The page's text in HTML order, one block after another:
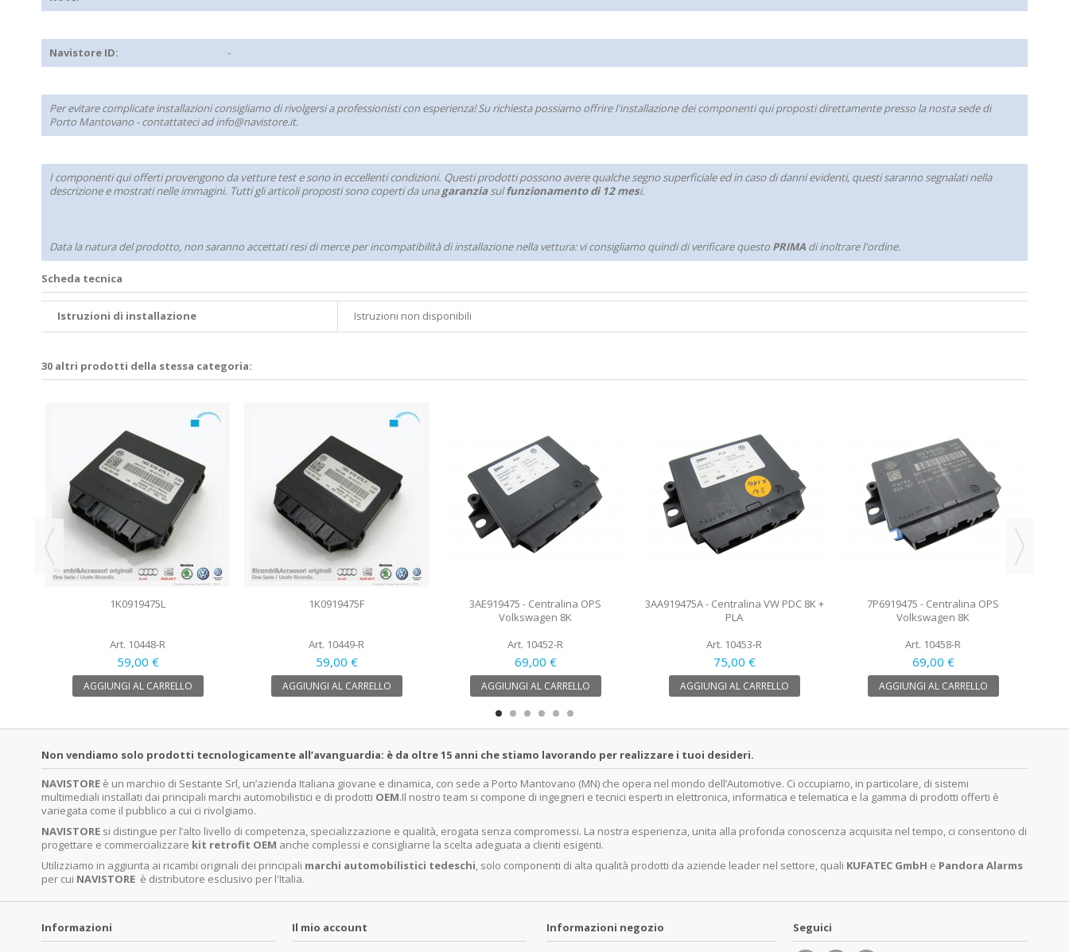
Navistore ID: -
Per evitare complicate installazioni consigliamo di rivolgersi a professionisti con esperienza! Su richiesta possiamo offrire l'installazione dei componenti qui proposti direttamente presso la nosta sede di
Porto Mantovano - contattateci ad info@navistore.it.
I componenti qui offerti provengono da vetture test e sono in eccellenti condizioni. Questi prodotti possono avere qualche segno superficiale ed in caso di danni evidenti, questi saranno segnalati nella
descrizione e mostrati nelle immagini. Tutti gli articoli proposti sono coperti da unagaranziasulfunzionamento di 12 mesi.
Data la natura del prodotto, non saranno accettati resi di merce per incompatibilità di installazione nella vettura: vi consigliamo quindi di verificare questo PRIMA di inoltrare l'ordine.
Scheda tecnica
Istruzioni di installazione Istruzioni non disponibili
30 altri prodotti della stessa categoria:
1K0919475L
Art. 10448-R
59,00 €
AGGIUNGI AL CARRELLO
1K0919475F
Art. 10449-R
59,00 €
AGGIUNGI AL CARRELLO
3AE919475 - Centralina OPS
Volkswagen 8K
Art. 10452-R
69,00 €
AGGIUNGI AL CARRELLO
3AA919475A - Centralina VW PDC 8K +
PLA
Art. 10453-R
75,00 €
AGGIUNGI AL CARRELLO
7P6919475 - Centralina OPS
Volkswagen 8K
Art. 10458-R
69,00 €
AGGIUNGI AL CARRELLO
Non vendiamo solo prodotti tecnologicamente all’avanguardia: è da oltre 15 anni che stiamo lavorando per realizzare i tuoi desideri.
NAVISTORE è un marchio di Sestante Srl, un’azienda Italiana giovane e dinamica, con sede a Porto Mantovano (MN) che opera nel mondo dell’Automotive. Ci occupiamo, in particolare, di sistemi
multimediali installati dai principali marchi automobilistici e di prodotti OEM.Il nostro team si compone di ingegneri e tecnici esperti in elettronica, informatica e telematica e la gamma di prodotti offerti è
variegata come il pubblico a cui ci rivolgiamo.
NAVISTORE si distingue per l’alto livello di competenza, specializzazione e qualità, erogata senza compromessi. La nostra esperienza, unita alla profonda conoscenza acquisita nel tempo, ci consentono di
progettare e commercializzare kit retrofit OEM anche complessi e consigliarne la scelta adeguata a clienti esigenti.
Utilizziamo in aggiunta ai ricambi originali dei principali marchi automobilistici tedeschi, solo componenti di alta qualità prodotti da aziende leader nel settore, quali KUFATEC GmbH e Pandora Alarms
per cui NAVISTORE è distributore esclusivo per l'Italia.
Informazioni Il mio account Informazioni negozio Seguici